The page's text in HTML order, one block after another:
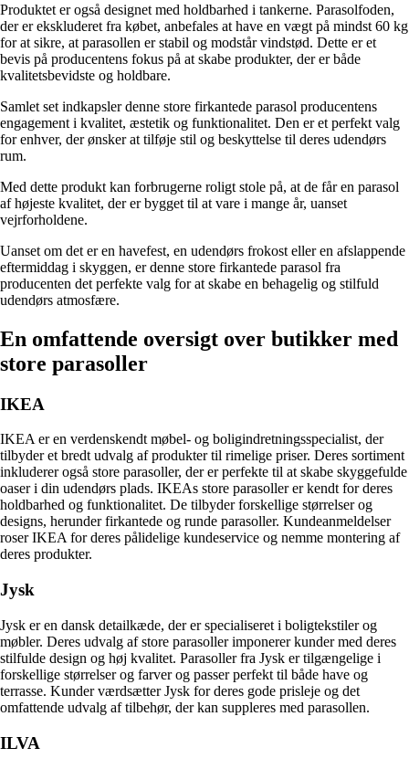
Produktet er også designet med holdbarhed i tankerne. Parasolfoden,
der er ekskluderet fra købet, anbefales at have en vægt på mindst 60 kg
for at sikre, at parasollen er stabil og modstår vindstød. Dette er et
bevis på producentens fokus på at skabe produkter, der er både
kvalitetsbevidste og holdbare.
Samlet set indkapsler denne store firkantede parasol producentens
engagement i kvalitet, æstetik og funktionalitet. Den er et perfekt valg
for enhver, der ønsker at tilføje stil og beskyttelse til deres udendørs
rum.
Med dette produkt kan forbrugerne roligt stole på, at de får en parasol
af højeste kvalitet, der er bygget til at vare i mange år, uanset
vejrforholdene.
Uanset om det er en havefest, en udendørs frokost eller en afslappende
eftermiddag i skyggen, er denne store firkantede parasol fra
producenten det perfekte valg for at skabe en behagelig og stilfuld
udendørs atmosfære.
En omfattende oversigt over butikker med
store parasoller
IKEA
IKEA er en verdenskendt møbel- og boligindretningsspecialist, der
tilbyder et bredt udvalg af produkter til rimelige priser. Deres sortiment
inkluderer også store parasoller, der er perfekte til at skabe skyggefulde
oaser i din udendørs plads. IKEAs store parasoller er kendt for deres
holdbarhed og funktionalitet. De tilbyder forskellige størrelser og
designs, herunder firkantede og runde parasoller. Kundeanmeldelser
roser IKEA for deres pålidelige kundeservice og nemme montering af
deres produkter.
Jysk
Jysk er en dansk detailkæde, der er specialiseret i boligtekstiler og
møbler. Deres udvalg af store parasoller imponerer kunder med deres
stilfulde design og høj kvalitet. Parasoller fra Jysk er tilgængelige i
forskellige størrelser og farver og passer perfekt til både have og
terrasse. Kunder værdsætter Jysk for deres gode prisleje og det
omfattende udvalg af tilbehør, der kan suppleres med parasollen.
ILVA